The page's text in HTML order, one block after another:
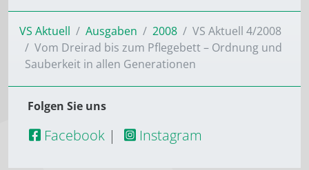
VS Aktuell Ausgaben 2008
VS Aktuell 4/2008
Vom Dreirad bis zum Pflegebett – Ordnung und
Sauberkeit in allen Generationen
Folgen Sie uns
Facebook | Instagram